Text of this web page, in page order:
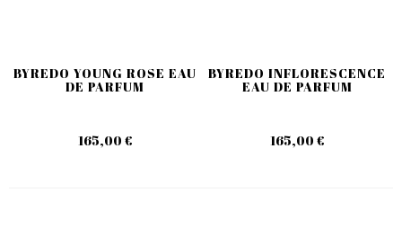
BYREDO YOUNG ROSE EAU
DE PARFUM
165,00 €
BYREDO INFLORESCENCE
EAU DE PARFUM
165,00 €